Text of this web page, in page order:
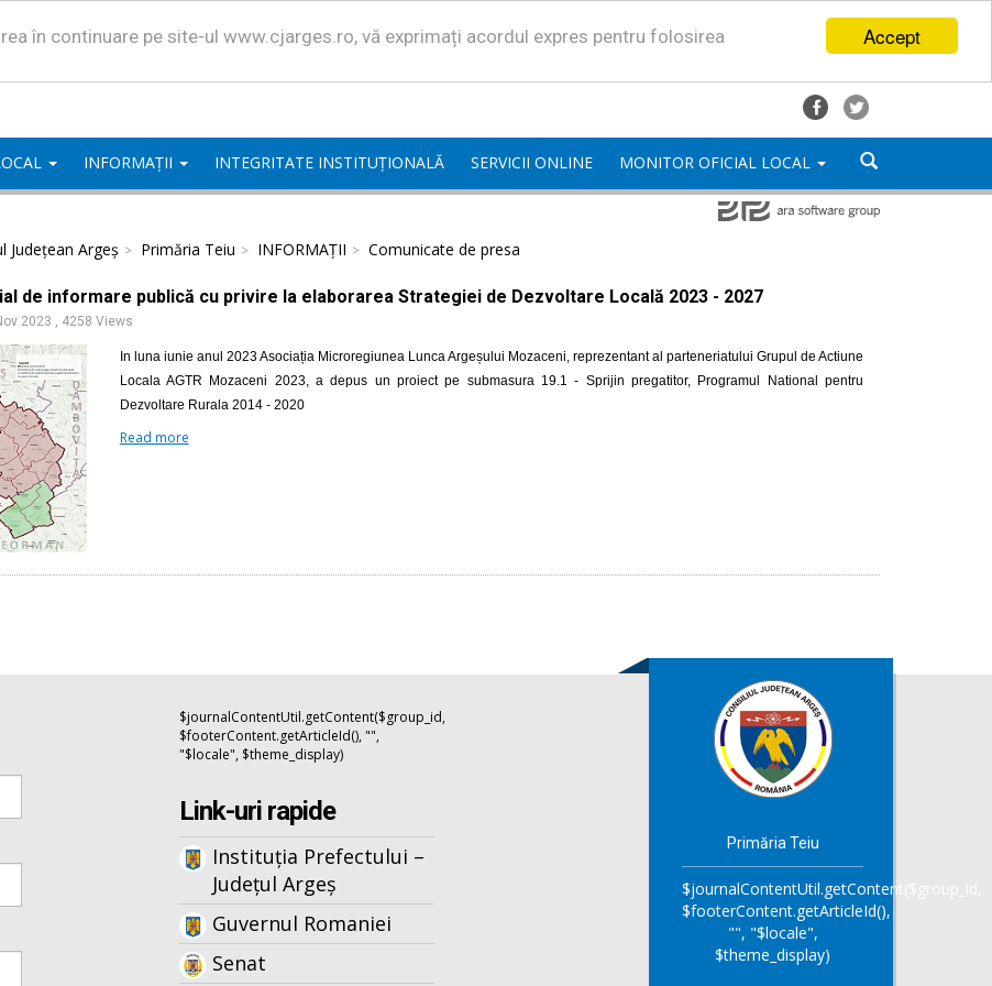
Accept
în continuare pe site-ul www.cjarges.ro, vă exprimați acordul expres pentru folosirea
INFORMAȚII INTEGRITATE INSTITUȚIONALĂ SERVICII ONLINE MONITOR OFICIAL LOCAL
Județean Argeș Primăria Teiu INFORMAȚII Comunicate de presa
de informare publică cu privire la elaborarea Strategiei de Dezvoltare Locală 2023 - 2027
2023 , 4258 Views
In luna iunie anul 2023 Asociația Microregiunea Lunca Argeșului Mozaceni, reprezentant al parteneriatului Grupul de Actiune
Locala AGTR Mozaceni 2023, a depus un proiect pe submasura 19.1 - Sprijin pregatitor, Programul National pentru
Dezvoltare Rurala 2014 - 2020
Read more
$journalContentUtil.getContent($group_id,
$footerContent.getArticleId(), "",
"$locale", $theme_display)
Link-uri rapide
Instituția Prefectului –
Județul Argeș
Guvernul Romaniei
Senat
Primăria Teiu
$journalContentUtil.getContent($group_id,
$footerContent.getArticleId(),
"", "$locale",
$theme_display)